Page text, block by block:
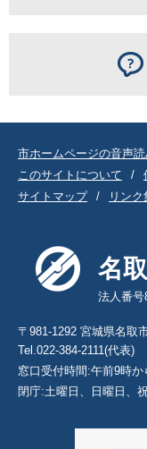
市ホームページの音声
このサイトについて
サイトマップ
リンク
名
法人番号
〒981-1292 宮城県名取
Tel.022-384-2111(代表)
窓口受付時間:午前9時
閉庁:土曜日、日曜日、